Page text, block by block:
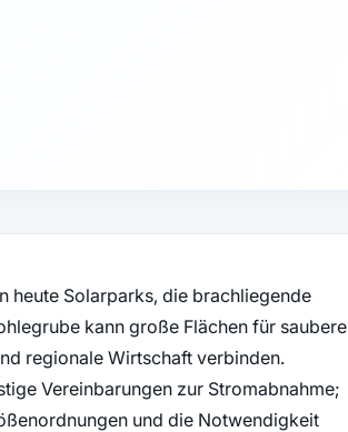
heute Solarparks, die brachliegende
kann große Flächen für saubere
regionale Wirtschaft verbinden.
Vereinbarungen zur Stromabnahme;
und die Notwendigkeit